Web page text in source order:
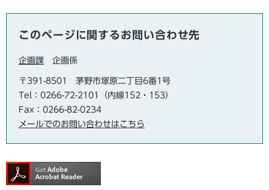
このページに関するお問い合わせ先
企画課 企画係
〒391-8501
茅野市塚原二丁目6番1号
Tel：0266-72-2101（内線152・153）
Fax：0266-82-0234
メールでのお問い合わせはこちら